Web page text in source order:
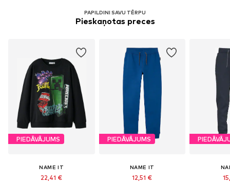
PAPILDINI SAVU TĒRPU
Pieskaņotas preces
PIEDĀVĀJUMS
NAME IT
22,41 €
PIEDĀVĀJUMS
NAME IT
12,51 €